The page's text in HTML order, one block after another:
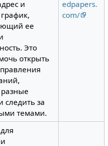
и
ее
Это
открыть
следить за
темами.
edpapers.
com/